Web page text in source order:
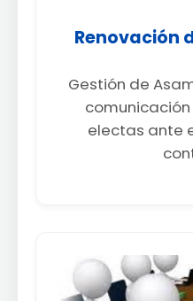
Renovación
Gestión de
electas ante